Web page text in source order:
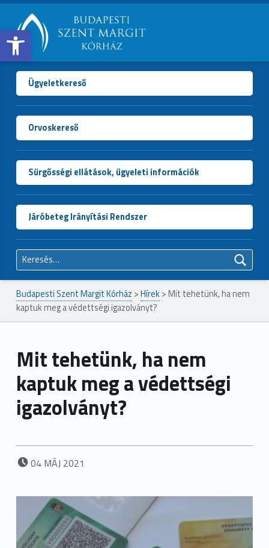
Open toolbar
BUDAPESTI
SZENT
MARGIT
KÓRHÁZ
Ügyeletkereső
Orvoskereső
Sürgősségi ellátások, ügyeleti információk
Járóbeteg Irányítási Rendszer
Keresés:
Budapesti Szent Margit Kórház >Hírek> Mit tehetünk, ha nem
kaptuk meg a védettségi igazolványt?
Mit tehetünk, ha nem
kaptuk meg a védettségi
igazolványt?
POSTED ON:
04 MÁJ 2021